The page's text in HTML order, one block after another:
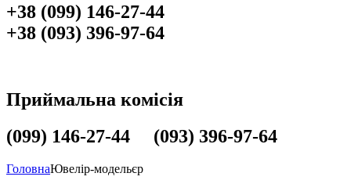
+38 (099) 146-27-44
+38 (093) 396-97-64
Приймальна комісія
(099) 146-27-44 (093) 396-97-64
ГоловнаЮвелір-модельєр